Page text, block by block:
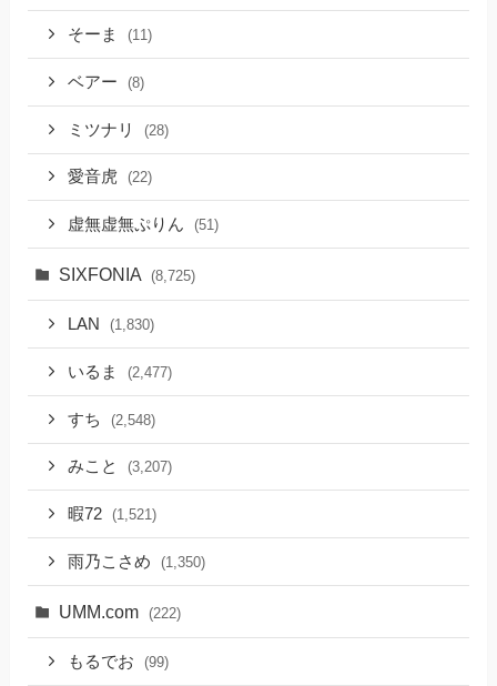
そーま (11)
ベアー (8)
ミツナリ (28)
愛音虎 (22)
虚無虚無ぷりん (51)
SIXFONIA (8,725)
LAN (1,830)
いるま (2,477)
すち (2,548)
みこと (3,207)
暇72 (1,521)
雨乃こさめ (1,350)
UMM.com (222)
もるでお (99)